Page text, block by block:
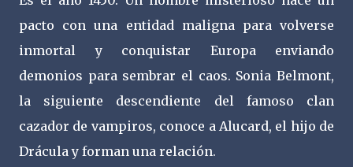
pacto con una entidad maligna para volverse
inmortal y conquistar Europa enviando
demonios para sembrar el caos. Sonia Belmont,
la siguiente descendiente del famoso clan
cazador de vampiros, conoce a Alucard, el hijo de
Drácula y forman una relación.